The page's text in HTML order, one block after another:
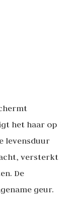
het haar op
levensduur
versterkt
De
geur.